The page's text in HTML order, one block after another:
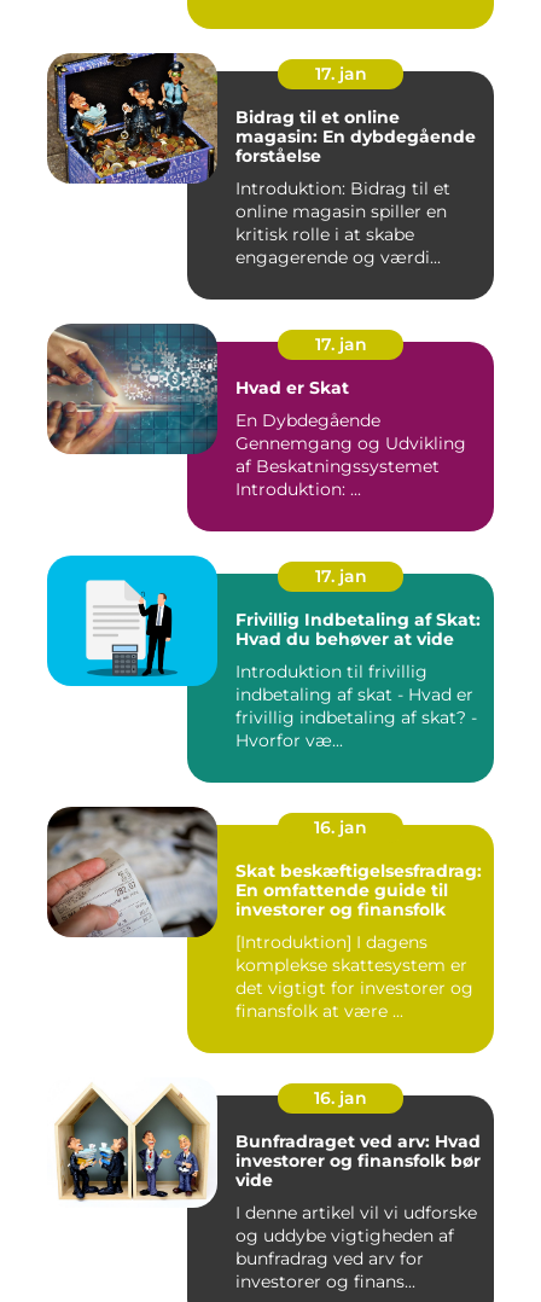
17. jan
Bidrag til et online
magasin: En dybdegående
forståelse
Introduktion: Bidrag til et
online magasin spiller en
kritisk rolle i at skabe
engagerende og værdi...
17. jan
Hvad er Skat
En Dybdegående
Gennemgang og Udvikling
af Beskatningssystemet
Introduktion: ...
17. jan
Frivillig Indbetaling af Skat:
Hvad du behøver at vide
Introduktion til frivillig
indbetaling af skat - Hvad er
frivillig indbetaling af skat? -
Hvorfor væ...
16. jan
Skat beskæftigelsesfradrag:
En omfattende guide til
investorer og finansfolk
[Introduktion] I dagens
komplekse skattesystem er
det vigtigt for investorer og
finansfolk at være ...
16. jan
Bunfradraget ved arv: Hvad
investorer og finansfolk bør
vide
I denne artikel vil vi udforske
og uddybe vigtigheden af
bunfradrag ved arv for
investorer og finans...